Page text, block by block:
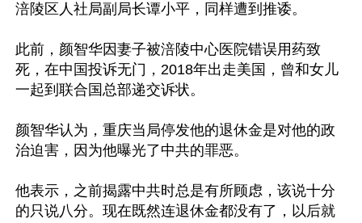
涪陵区人社局副局长谭小平，同样遭到推诿。
此前，颜智华因妻子被涪陵中心医院错误用药致
死，在中国投诉无门，2018年出走美国，曾和女儿
一起到联合国总部递交诉状。
颜智华认为，重庆当局停发他的退休金是对他的政
治迫害，因为他曝光了中共的罪恶。
他表示，之前揭露中共时总是有所顾虑，该说十分
的只说八分。现在既然连退休金都没有了，以后就